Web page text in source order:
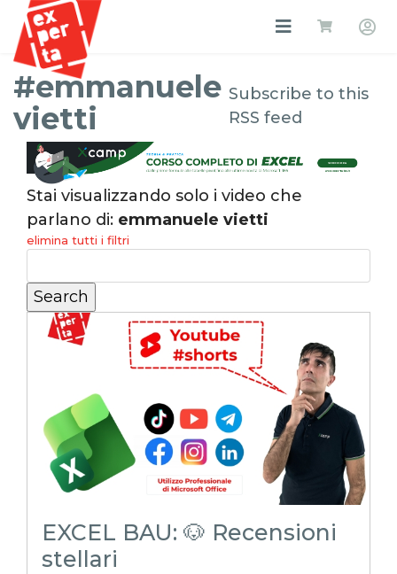
#emmanuele
vietti
Subscribe to this
RSS feed
Stai visualizzando solo i video che
parlano di: emmanuele vietti
elimina tutti i filtri
EXCEL BAU: 🐶 Recensioni
stellari